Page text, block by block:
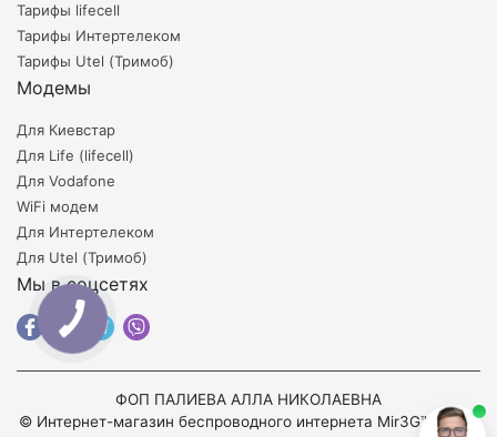
Тарифы lifecell
Тарифы Интертелеком
Тарифы Utel (Тримоб)
Модемы
Для Киевстар
Для Life (lifecell)
Для Vodafone
WiFi модем
Для Интертелеком
Для Utel (Тримоб)
Мы в соцсетях
ФОП ПАЛИЕВА АЛЛА НИКОЛАЕВНА
© Интернет-магазин беспроводного интернета Mir3G™ 2008-